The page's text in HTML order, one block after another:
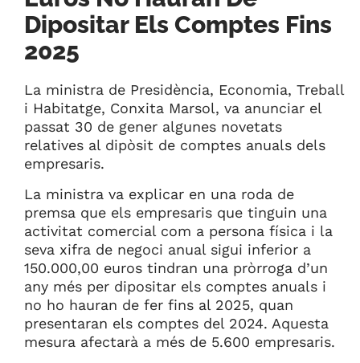
Dipositar Els Comptes Fins
2025
La ministra de Presidència, Economia, Treball
i Habitatge, Conxita Marsol, va anunciar el
passat 30 de gener algunes novetats
relatives al dipòsit de comptes anuals dels
empresaris.
La ministra va explicar en una roda de
premsa que els empresaris que tinguin una
activitat comercial com a persona física i la
seva xifra de negoci anual sigui inferior a
150.000,00 euros tindran una pròrroga d’un
any més per dipositar els comptes anuals i
no ho hauran de fer fins al 2025, quan
presentaran els comptes del 2024. Aquesta
mesura afectarà a més de 5.600 empresaris.